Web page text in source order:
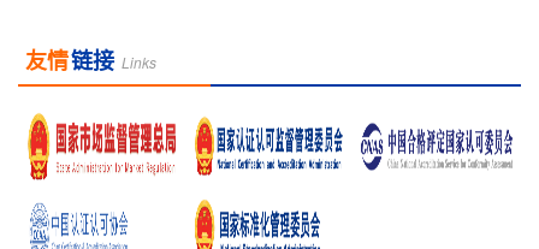
友情链接 Links